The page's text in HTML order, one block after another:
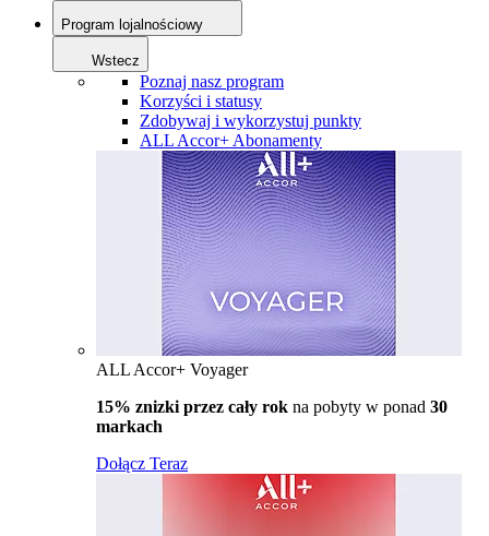
Program lojalnościowy
Wstecz
Poznaj nasz program
Korzyści i statusy
Zdobywaj i wykorzystuj punkty
ALL Accor+ Abonamenty
ALL Accor+ Voyager
15% znizki przez cały rok na pobyty w ponad 30
markach
Dołącz Teraz